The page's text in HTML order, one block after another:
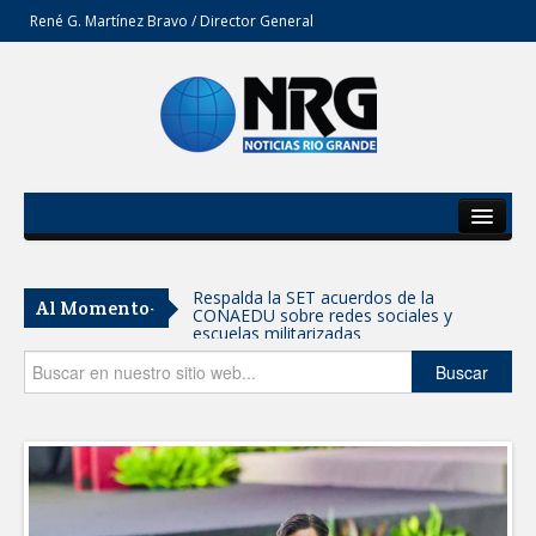
René G. Martínez Bravo / Director General
Del Estado
Secciones
Opinión
Al Momento- Respalda la SET acuerdos de la
CONAEDU sobre redes sociales y
escuelas militarizadas
AVANZAN TRABAJOS DE
MANTIENE EL RITMO DE LAS OBRAS
PRIORITARIAS
Atendió Protección Civil de Reynosa
reportes ante lluvias
Buscar